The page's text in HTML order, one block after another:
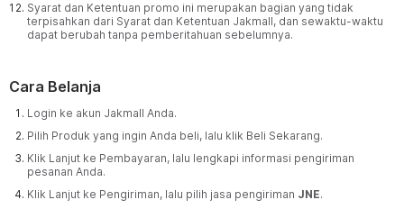
Syarat dan Ketentuan promo ini merupakan bagian yang tidak
terpisahkan dari Syarat dan Ketentuan Jakmall, dan sewaktu-waktu
dapat berubah tanpa pemberitahuan sebelumnya.
Cara Belanja
Login ke akun Jakmall Anda.
Pilih Produk yang ingin Anda beli, lalu klik Beli Sekarang.
Klik Lanjut ke Pembayaran, lalu lengkapi informasi pengiriman
pesanan Anda.
Klik Lanjut ke Pengiriman, lalu pilih jasa pengiriman JNE.